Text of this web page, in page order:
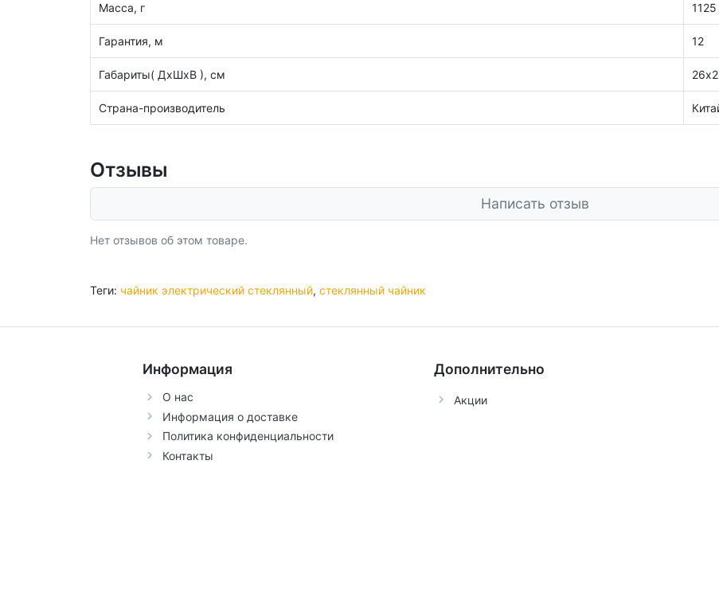
Масса, г 1125
Гарантия, м 12
Габариты( ДхШхВ ), см
Страна-производитель
Отзывы
Написать отзыв
Нет отзывов об этом товаре.
Теги: чайник электрический стеклянный, стеклянный чайник
Информация
О нас
Информация о доставке
Политика конфиденциальности
Контакты
Дополнительно
Акции